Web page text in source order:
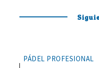
PÁDEL PROFESIONAL